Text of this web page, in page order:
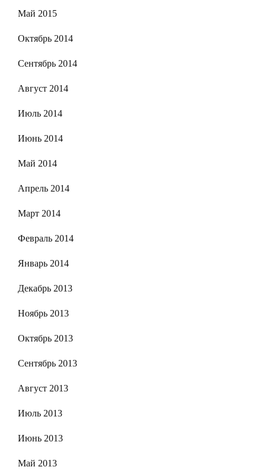
Май 2015
Октябрь 2014
Сентябрь 2014
Август 2014
Июль 2014
Июнь 2014
Май 2014
Апрель 2014
Март 2014
Февраль 2014
Январь 2014
Декабрь 2013
Ноябрь 2013
Октябрь 2013
Сентябрь 2013
Август 2013
Июль 2013
Июнь 2013
Май 2013